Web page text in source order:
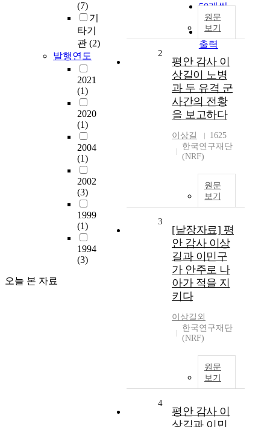
(7)
기
타기
관 (2)
발행연도
2021
(1)
2020
(1)
2004
(1)
2002
(3)
1999
(1)
1994
(3)
오늘 본 자료
50개씩
출력
100개씩
출력
원문
보기
2
평안 감사 이
상길이 노병
과 두 유격 군
사간의 전황
을 보고하다
이상길
1625
한국연구재단
(NRF)
원문
보기
3
[낱장자료] 평
안 감사 이상
길과 이민구
가 안주로 나
아가 적을 지
키다
이상길외
한국연구재단
(NRF)
원문
보기
4
평안 감사 이